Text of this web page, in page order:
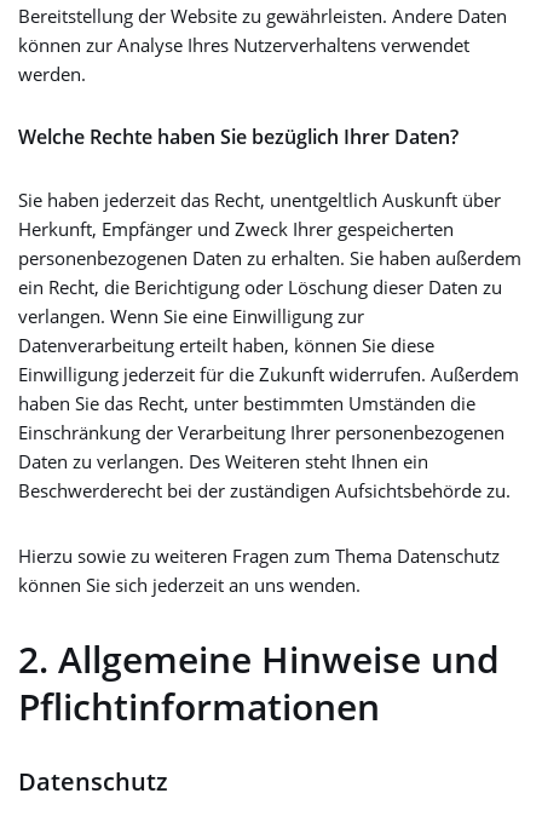
Bereitstellung der Website zu gewährleisten. Andere Daten
können zur Analyse Ihres Nutzerverhaltens verwendet
werden.
Welche Rechte haben Sie bezüglich Ihrer Daten?
Sie haben jederzeit das Recht, unentgeltlich Auskunft über
Herkunft, Empfänger und Zweck Ihrer gespeicherten
personenbezogenen Daten zu erhalten. Sie haben außerdem
ein Recht, die Berichtigung oder Löschung dieser Daten zu
verlangen. Wenn Sie eine Einwilligung zur
Datenverarbeitung erteilt haben, können Sie diese
Einwilligung jederzeit für die Zukunft widerrufen. Außerdem
haben Sie das Recht, unter bestimmten Umständen die
Einschränkung der Verarbeitung Ihrer personenbezogenen
Daten zu verlangen. Des Weiteren steht Ihnen ein
Beschwerderecht bei der zuständigen Aufsichtsbehörde zu.
Hierzu sowie zu weiteren Fragen zum Thema Datenschutz
können Sie sich jederzeit an uns wenden.
2. Allgemeine Hinweise und
Pflicht­informationen
Datenschutz